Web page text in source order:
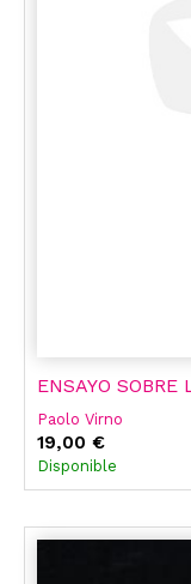
ENSAYO SOBRE
Paolo Virno
19,00 €
Disponible